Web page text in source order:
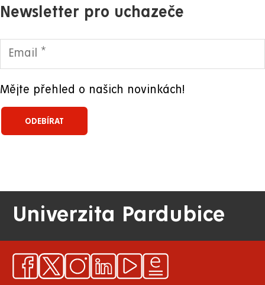
Newsletter pro uchazeče
Mějte přehled o našich novinkách!
Univerzita Pardubice